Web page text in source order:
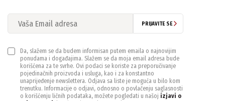
PRIJAVITE SE
Da, slažem se da budem informisan putem emaila o najnovijim
ponudama i događajima. Slažem se da moja email adresa bude
korišćena za te svrhe. Ovi podaci se koriste za preporučivanje
pojedinačnih proizvoda i usluga, kao i za konstantno
unaprijeđenje newslettera. Odjava sa liste je moguća u bilo kom
trenutku. Informacije o odjavi, odnosno o povlačenju saglasnosti
o korišćenju ličnih podataka, možete pogledati u našoj izjavi o